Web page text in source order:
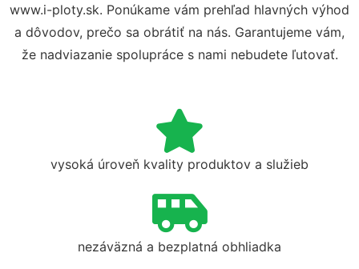
www.i-ploty.sk. Ponúkame vám prehľad hlavných výhod
a dôvodov, prečo sa obrátiť na nás. Garantujeme vám,
že nadviazanie spolupráce s nami nebudete ľutovať.
vysoká úroveň kvality produktov a služieb
nezáväzná a bezplatná obhliadka